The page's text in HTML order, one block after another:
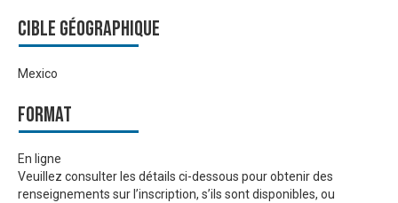
Cible géographique
Mexico
Format
En ligne
Veuillez consulter les détails ci-dessous pour obtenir des
renseignements sur l’inscription, s’ils sont disponibles, ou